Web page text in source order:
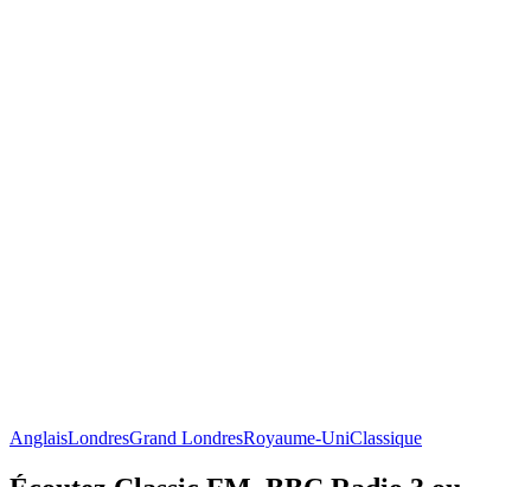
AnglaisLondresGrand LondresRoyaume-UniClassique